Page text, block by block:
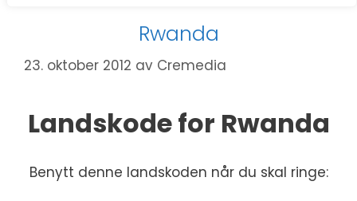
Rwanda
23. oktober 2012 av Cremedia
Landskode for Rwanda
Benytt denne landskoden når du skal ringe: